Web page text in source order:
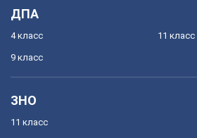
ДПА
4 класс
9 класс
11 класс
ЗНО
11 класс